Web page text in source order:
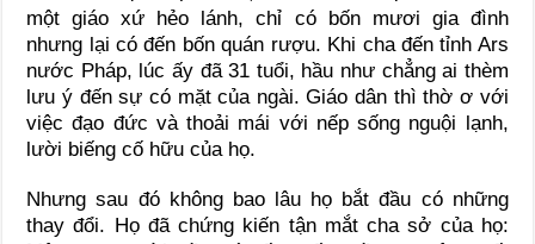
một giáo xứ hẻo lánh, chỉ có bốn mươi gia đình
nhưng lại có đến bốn quán rượu. Khi cha đến tỉnh Ars
nước Pháp, lúc ấy đã 31 tuổi, hầu như chẳng ai thèm
lưu ý đến sự có mặt của ngài. Giáo dân thì thờ ơ với
việc đạo đức và thoải mái với nếp sống nguội lạnh,
lười biếng cố hữu của họ.
Nhưng sau đó không bao lâu họ bắt đầu có những
thay đổi. Họ đã chứng kiến tận mắt cha sở của họ: